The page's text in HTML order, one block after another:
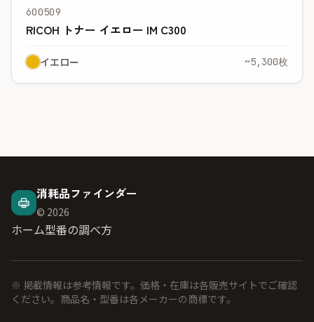
600509
RICOH トナー イエロー IM C300
イエロー ~5,300枚
消耗品ファインダー
© 2026
ホーム型番の調べ方
※ 掲載情報は参考情報です。価格・在庫は各販売サイトでご確認
ください。商品名・型番は各メーカーの商標です。